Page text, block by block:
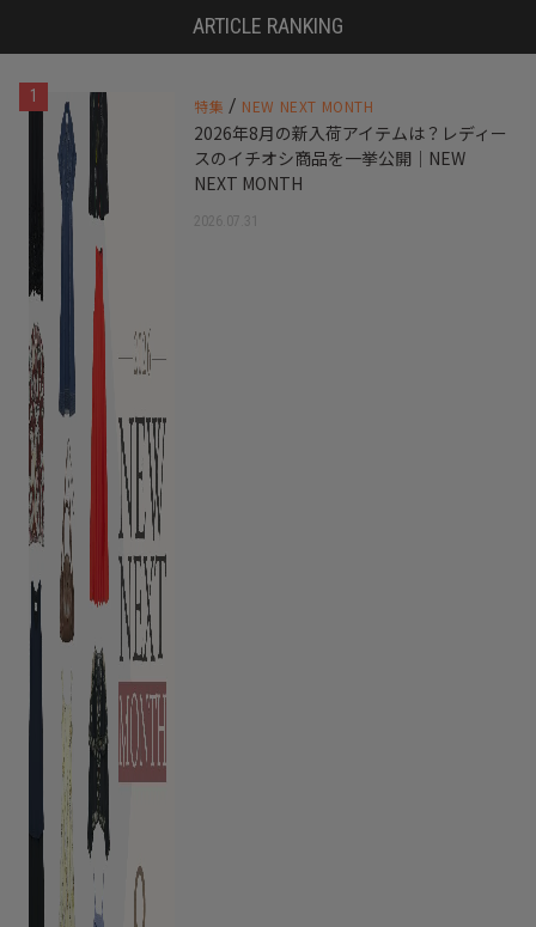
ARTICLE RANKING
1 特集 / NEW NEXT MONTH
2026年8月の新入荷アイテムは？レディー
スのイチオシ商品を一挙公開｜NEW
NEXT MONTH
2026.07.31